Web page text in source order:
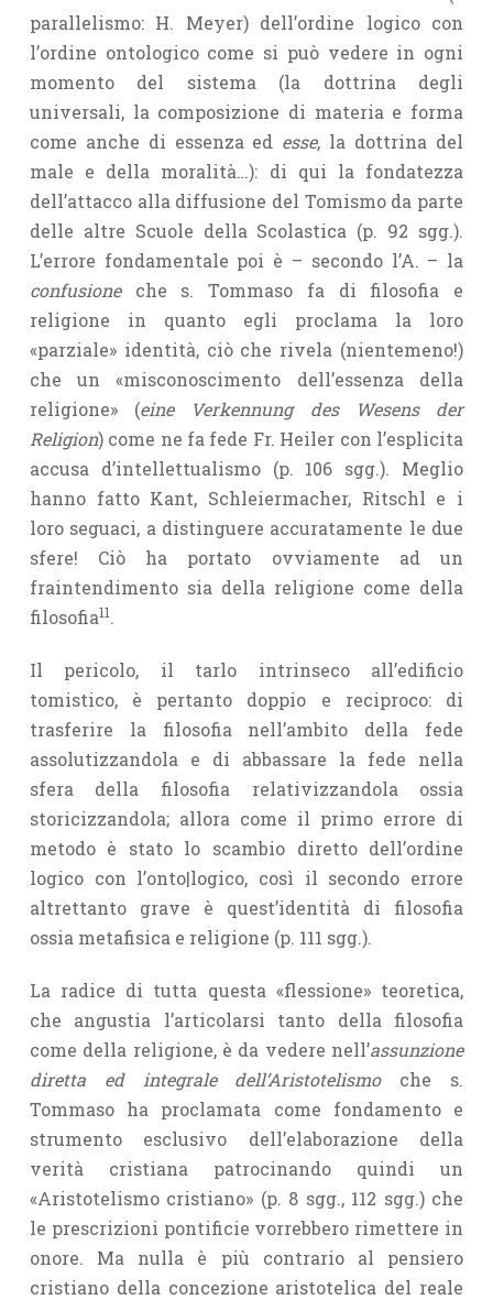
parallelismo: H. Meyer) dell’ordine logico con
l’ordine ontologico come si può vedere in ogni
momento del sistema (la dottrina degli
universali, la composizione di materia e forma
come anche di essenza ed esse, la dottrina del
male e della moralità…): di qui la fondatezza
dell’attacco alla diffusione del Tomismo da parte
delle altre Scuole della Scolastica (p. 92 sgg.).
L’errore fondamentale poi è – secondo l’A. – la
confusioneche s. Tommaso fa di filosofia e
religione in quanto egli proclama la loro
«parziale» identità, ciò che rivela (nientemeno!)
che un «misconoscimento dell’essenza della
religione» (eine Verkennung des Wesens der
Religion) come ne fa fede Fr. Heiler con l’esplicita
accusa d’intellettualismo (p. 106 sgg.). Meglio
hanno fatto Kant, Schleiermacher, Ritschl e i
loro seguaci, a distinguere accuratamente le due
sfere! Ciò ha portato ovviamente ad un
fraintendimento sia della religione come della
filosofia11.
Il pericolo, il tarlo intrinseco all’edificio
tomistico, è pertanto doppio e reciproco: di
trasferire la filosofia nell’ambito della fede
assolutizzandola e di abbassare la fede nella
sfera della filosofia relativizzandola ossia
storicizzandola; allora come il primo errore di
metodo è stato lo scambio diretto dell’ordine
logico con l’onto|logico, così il secondo errore
altrettanto grave è quest’identità di filosofia
ossia metafisica e religione (p. 111 sgg.).
La radice di tutta questa «flessione» teoretica,
che angustia l’articolarsi tanto della filosofia
come della religione, è da vedere nell’assunzione
diretta ed integrale dell’Aristotelismoche s.
Tommaso ha proclamata come fondamento e
strumento esclusivo dell’elaborazione della
verità cristiana patrocinando quindi un
«Aristotelismo cristiano» (p. 8 sgg., 112 sgg.) che
le prescrizioni pontificie vorrebbero rimettere in
onore. Ma nulla è più contrario al pensiero
cristiano della concezione aristotelica del reale